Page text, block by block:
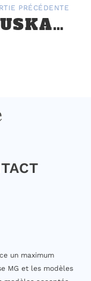
PRÉCÉDENTE
5E EUSKADI – ARTOUSTE DU 24 AU 30 JUIN 2023
un maximum
MG et les modèles